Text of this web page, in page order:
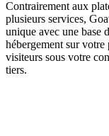
Contrairement aux
plusieurs services,
unique avec une base
hébergement sur
visiteurs sous votre
tiers.